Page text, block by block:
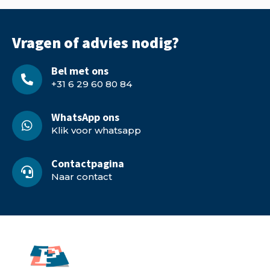
Vragen of advies nodig?
Bel met ons
+31 6 29 60 80 84
WhatsApp ons
Klik voor whatsapp
Contactpagina
Naar contact